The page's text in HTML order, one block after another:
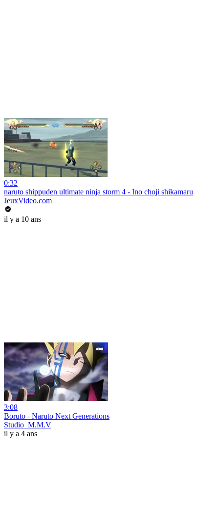
0:32
naruto shippuden ultimate ninja storm 4 - Ino choji shikamaru
JeuxVideo.com
il y a 10 ans
3:08
Boruto - Naruto Next Generations
Studio_M.M.V
il y a 4 ans